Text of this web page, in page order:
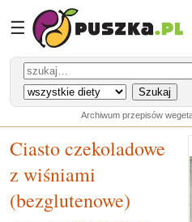
☰
Archiwum przepisów
Ciasto czekoladowe
z wiśniami
(bezglutenowe)